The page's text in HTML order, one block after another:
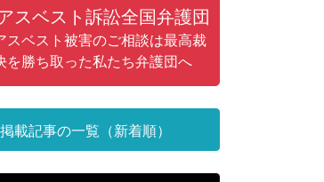
スベスト訴訟全国弁護団
スベスト被害のご相談は最高裁
を勝ち取った私たち弁護団へ
掲載記事の一覧（新着順）